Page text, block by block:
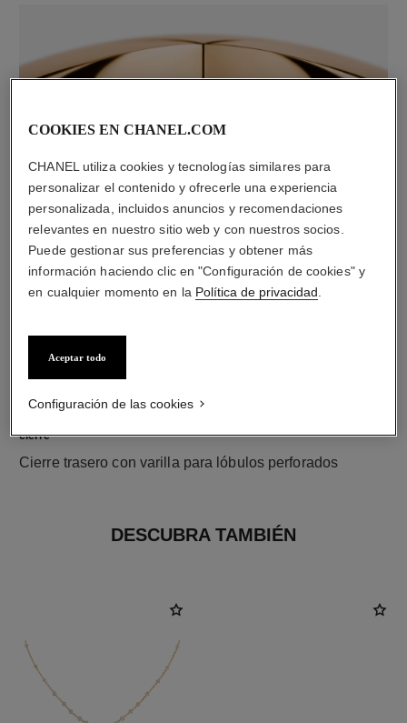
material
ORO BEIGE de 18 quilates
cierre
Cierre trasero con varilla para lóbulos perforados
DESCUBRA TAMBIÉN
COOKIES EN CHANEL.COM
CHANEL utiliza cookies y tecnologías similares para
personalizar el contenido y ofrecerle una experiencia
personalizada, incluidos anuncios y recomendaciones
relevantes en nuestro sitio web y con nuestros socios.
Puede gestionar sus preferencias y obtener más
información haciendo clic en "Configuración de cookies" y
en cualquier momento en la Política de privacidad
Aceptar todo
Configuración de las cookies